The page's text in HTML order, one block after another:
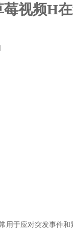
视频H
用于应对突发事件和